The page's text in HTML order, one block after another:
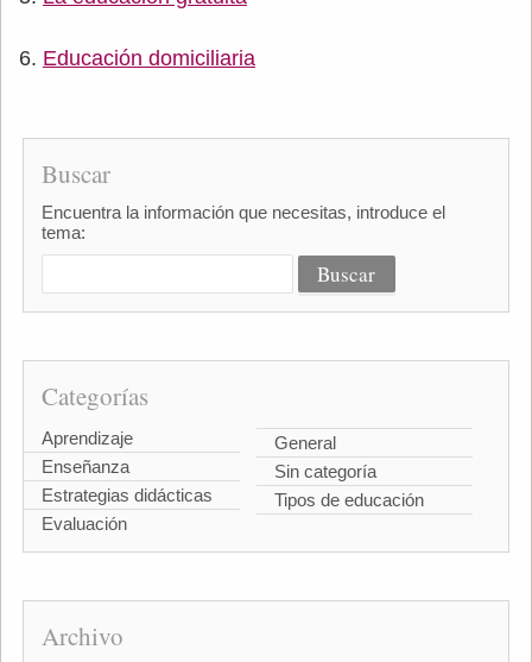
Educación domiciliaria
Buscar
Encuentra la información que necesitas, introduce el
tema:
Categorías
Aprendizaje
Enseñanza
Estrategias didácticas
Evaluación
General
Sin categoría
Tipos de educación
Archivo